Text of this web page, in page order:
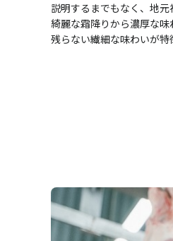
説明するまでもなく、地元
綺麗な霜降りから濃厚な
残らない繊細な味わいが特